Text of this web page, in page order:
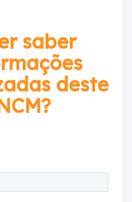
saber
deste